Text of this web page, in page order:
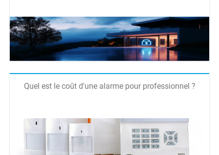
Quel est le coût d'une alarme pour professionnel ?